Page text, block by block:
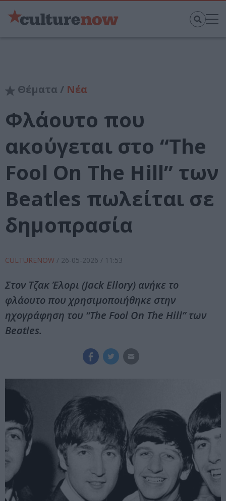
Θέματα / Νέα
Φλάουτο που
ακούγεται στο “The
Fool On The Hill” των
Beatles πωλείται σε
δημοπρασία
CULTURENOW / 26-05-2026 / 11:53
Στον Τζακ Έλορι (Jack Ellory) ανήκε το
φλάουτο που χρησιμοποιήθηκε στην
ηχογράφηση του “The Fool On The Hill” των
Beatles.